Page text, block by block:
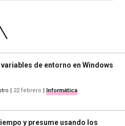
de entorno en Windows
| 22 febrero | Informática
y presume usando los